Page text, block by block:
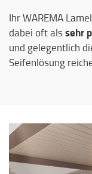
Ihr WAREMA
dabei oft alssehr
und gelegentlich
Seifenlösung